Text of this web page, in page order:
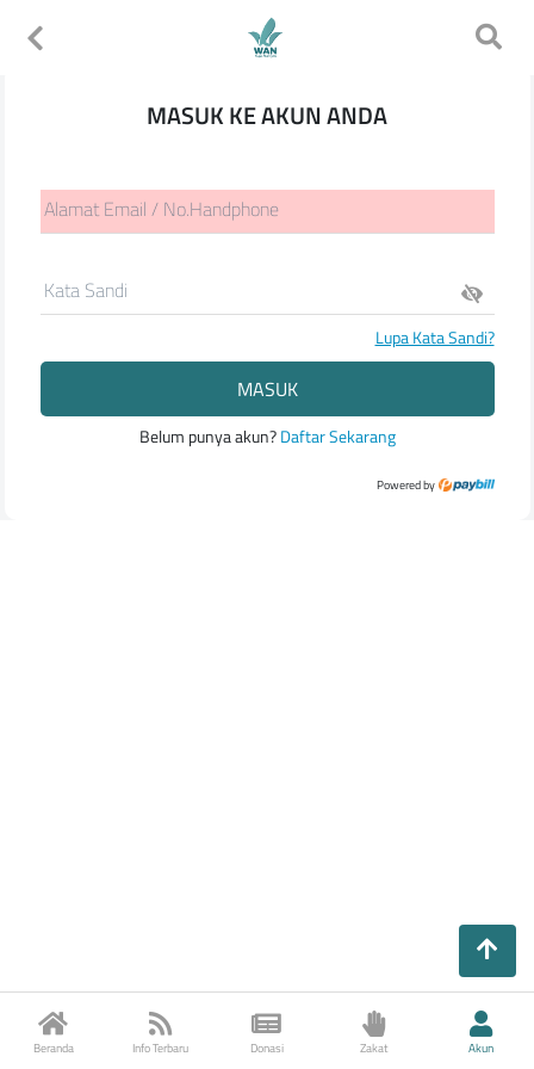
MASUK KE AKUN ANDA
Alamat Email / No.Handphone
Kata Sandi
Lupa Kata Sandi?
MASUK
Belum punya akun?Daftar Sekarang
Powered by
Beranda Info Terbaru Donasi Zakat Akun